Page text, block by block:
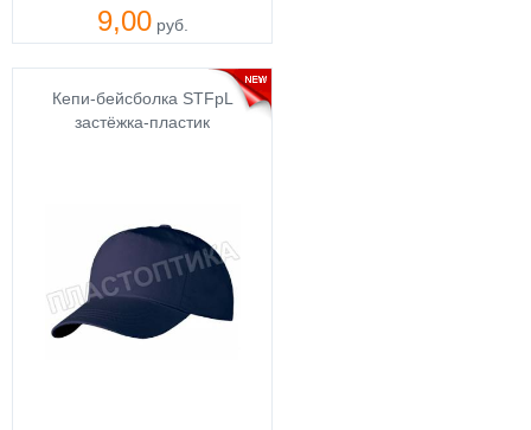
9,00руб.
Кепи-бейсболка STFpL
застёжка-пластик